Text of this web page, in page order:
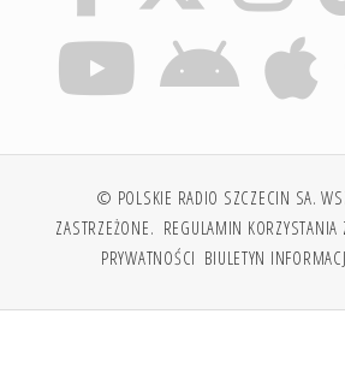
© POLSKIE RADIO SZCZECIN SA.
ZASTRZEŻONE. REGULAMIN KORZYSTANIA
PRYWATNOŚCI BIULETYN